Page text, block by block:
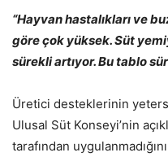
“Hayvan hastalıkları ve
göre çok yüksek. Süt
sürekli artıyor. Bu tablo
Üretici desteklerinin
Ulusal Süt Konseyi’nin
tarafından